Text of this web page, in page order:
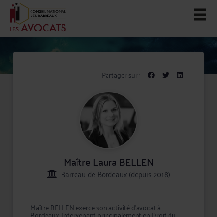
Partager sur :
Maître Laura BELLEN
Barreau de Bordeaux (depuis 2018)
Maître BELLEN exerce son activité d'avocat à
Bordeaux. Intervenant principalement en Droit du